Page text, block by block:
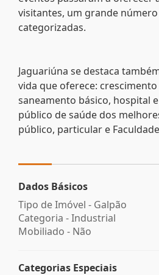
visitantes, um grande
categorizadas.
Jaguariúna se destaca
vida que oferece:
saneamento básico, hospital
público de saúde dos
público, particular e
Dados Básicos
Tipo de Imóvel - Galpão
Categoria - Industrial
Mobiliado - Não
Categorias Especiais